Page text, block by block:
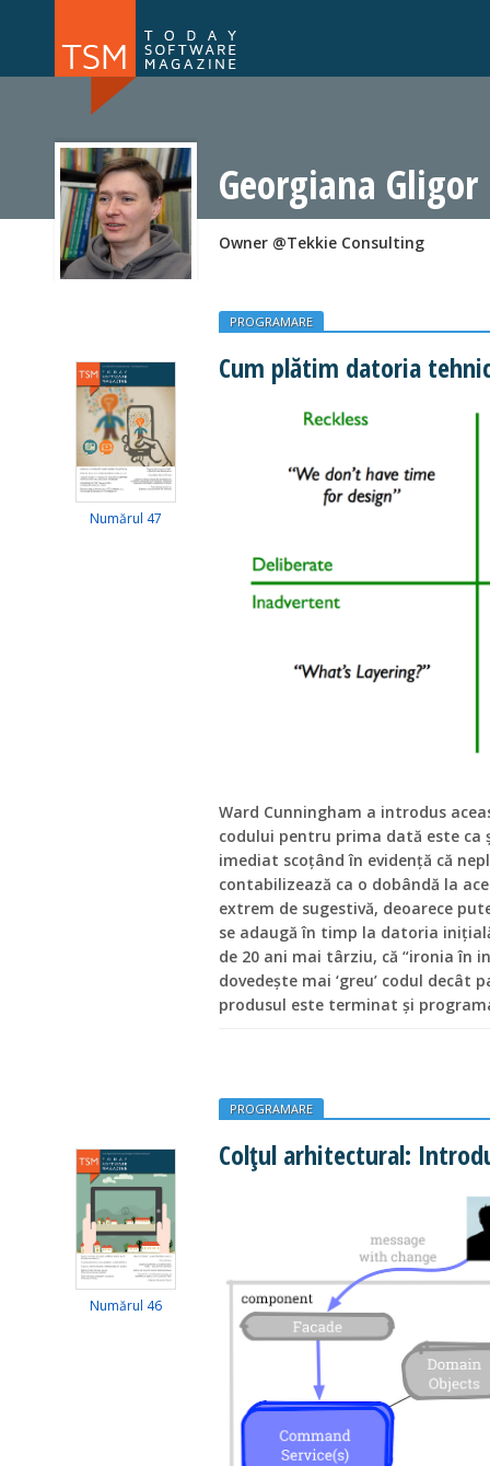
NOU
Georgiana Gligor
Owner @Tekkie Consulting
Numărul 47
PROGRAMARE
Cum plătim datoria
Ward Cunningham a introdus
codului pentru prima dată este ca
imediat scoțând în evidență că
contabilizează ca o dobândă la
extrem de sugestivă, deoarece
se adaugă în timp la datoria
de 20 ani mai târziu, că “ironia în
dovedește mai ‘greu’ codul decât
produsul este terminat și
Numărul 46
PROGRAMARE
Colțul arhitectural: